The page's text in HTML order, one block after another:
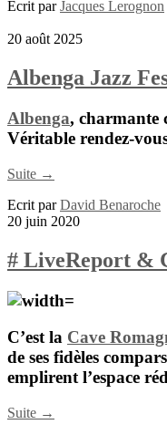
Ecrit parJacques Lerognon
20 août 2025
Albenga Jazz
Albenga, charmante
Véritable rendez-
Suite →
Ecrit parDavid Benaroche
20 juin 2020
# LiveReport &
C’est la Cave
de ses fidèles
emplirent l’espace
Suite →